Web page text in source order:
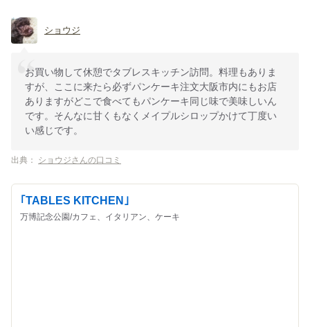
ショウジ
お買い物して休憩でタブレスキッチン訪問。料理もありま
すが、ここに来たら必ずパンケーキ注文大阪市内にもお店
ありますがどこで食べてもパンケーキ同じ味で美味しいん
です。そんなに甘くもなくメイプルシロップかけて丁度い
い感じです。
出典： ショウジさんの口コミ
｢TABLES KITCHEN｣
万博記念公園/カフェ、イタリアン、ケーキ